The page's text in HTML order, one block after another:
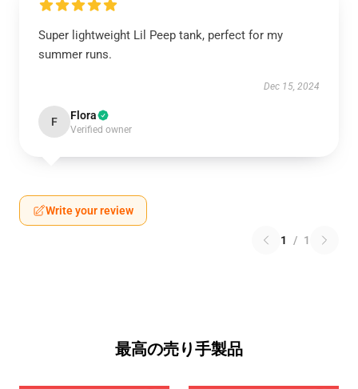
Super lightweight Lil Peep tank, perfect for my
summer runs.
Dec 15, 2024
F Flora
Verified owner
Write your review
1 / 1
最高の売り手製品